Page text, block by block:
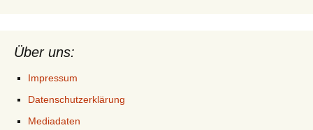
Über uns:
Impressum
Datenschutzerklärung
Mediadaten